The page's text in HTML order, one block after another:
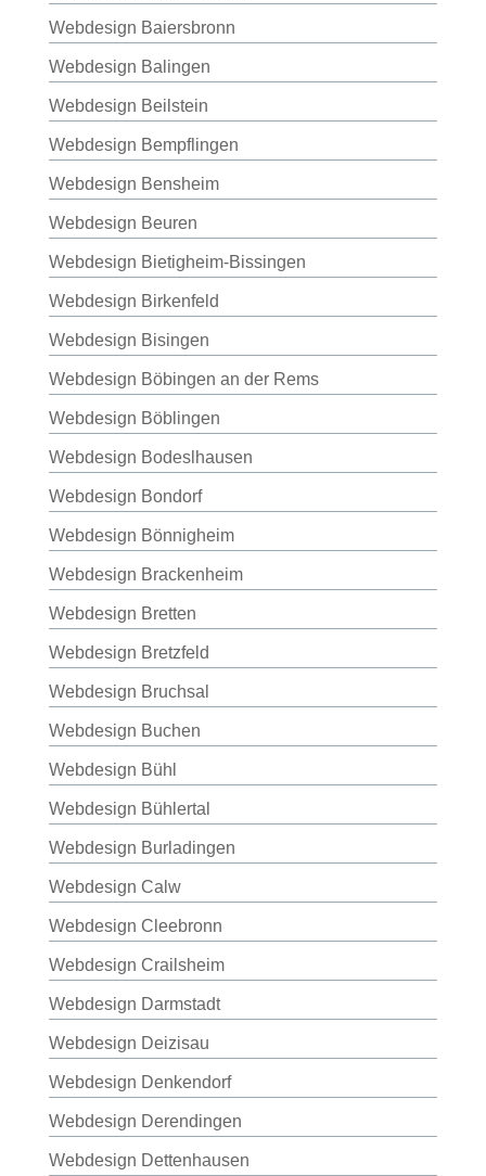
Webdesign Baiersbronn
Webdesign Balingen
Webdesign Beilstein
Webdesign Bempflingen
Webdesign Bensheim
Webdesign Beuren
Webdesign Bietigheim-Bissingen
Webdesign Birkenfeld
Webdesign Bisingen
Webdesign Böbingen an der Rems
Webdesign Böblingen
Webdesign Bodeslhausen
Webdesign Bondorf
Webdesign Bönnigheim
Webdesign Brackenheim
Webdesign Bretten
Webdesign Bretzfeld
Webdesign Bruchsal
Webdesign Buchen
Webdesign Bühl
Webdesign Bühlertal
Webdesign Burladingen
Webdesign Calw
Webdesign Cleebronn
Webdesign Crailsheim
Webdesign Darmstadt
Webdesign Deizisau
Webdesign Denkendorf
Webdesign Derendingen
Webdesign Dettenhausen